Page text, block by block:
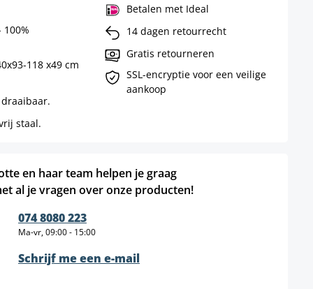
118 x49 cm
staal.
Betalen met Ideal
14 dagen retourrecht
Gratis retourneren
SSL-encryptie voor een veilige
aankoop
en haar team helpen je graag
al je vragen over onze producten!
074 8080 223
Ma-vr, 09:00 - 15:00
Schrijf me een e-mail